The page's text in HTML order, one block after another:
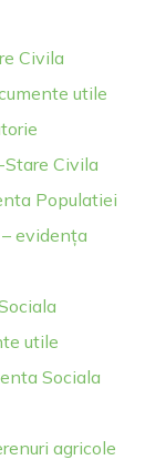
Civila
utile
Civila
Populatiei
evidența
utile
Sociala
agricole